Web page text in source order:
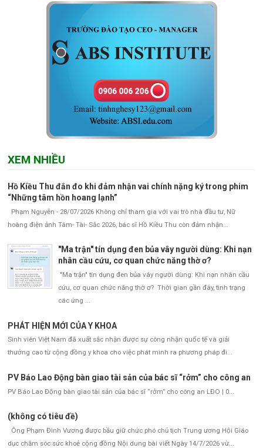
XEM NHIỀU
Hồ Kiều Thu đắn đo khi đảm nhận vai chính nặng ký trong phim
“Những tâm hồn hoang lạnh”
Phạm Nguyễn - 28/07/2026 Không chỉ tham gia với vai trò nhà đầu tư, Nữ
hoàng điện ảnh Tâm- Tài- Sắc 2026, bác sĩ Hồ Kiều Thu còn đảm nhận...
"Ma trận" tín dụng đen bủa vây người dùng: Khi nạn
nhân cầu cứu, cơ quan chức năng thờ ơ?
"Ma trận" tín dụng đen bủa vây người dùng: Khi nạn nhân cầu
cứu, cơ quan chức năng thờ ơ? Thời gian gần đây, tình trạng
các ứng ...
PHÁT HIỆN MỚI CỦA Y KHOA
Sinh viên Việt Nam đã xuất sắc nhận được sự công nhận quốc tế và giải
thưởng cao từ cộng đồng y khoa cho việc phát minh ra phương pháp đi...
PV Báo Lao Động bàn giao tài sản của bác sĩ “rởm” cho công an
PV Báo Lao Động bàn giao tài sản của bác sĩ “rởm” cho công an LĐO | 0...
(không có tiêu đề)
Ông Phạm Đình Vương được bầu giữ chức phó chủ tịch Trung ương Hội Giáo
dục chăm sóc sức khoẻ cộng đồng Nội dung bài viết Ngày 14/7/2026 vừ...